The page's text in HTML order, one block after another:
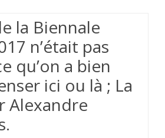
la Biennale
n’était pas
qu’on a bien
ici ou là ; La
Alexandre